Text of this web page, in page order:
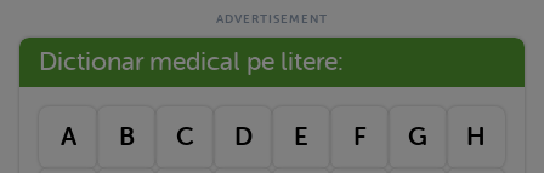
Dictionar medical pe litere:
A B C D E F G H